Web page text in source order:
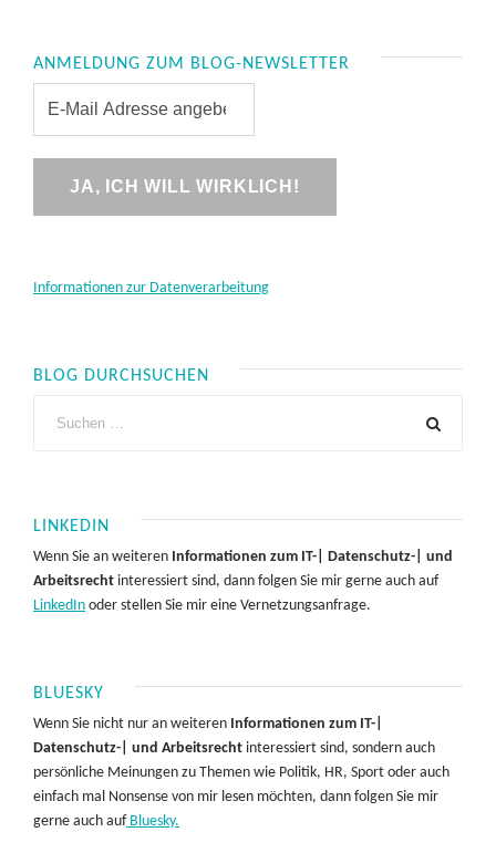
ANMELDUNG ZUM BLOG-NEWSLETTER
Informationen zur Datenverarbeitung
BLOG DURCHSUCHEN
LINKEDIN
Wenn Sie an weiteren Informationen zum IT-| Datenschutz-| und
Arbeitsrecht interessiert sind, dann folgen Sie mir gerne auch auf
LinkedIn oder stellen Sie mir eine Vernetzungsanfrage.
BLUESKY
Wenn Sie nicht nur an weiteren Informationen zum IT-|
Datenschutz-| und Arbeitsrecht interessiert sind, sondern auch
persönliche Meinungen zu Themen wie Politik, HR, Sport oder auch
einfach mal Nonsense von mir lesen möchten, dann folgen Sie mir
gerne auch aufBluesky.